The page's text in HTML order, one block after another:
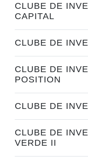
CLUBE DE
CAPITAL
CLUBE DE
CLUBE DE
POSITION
CLUBE DE
CLUBE DE
VERDE II